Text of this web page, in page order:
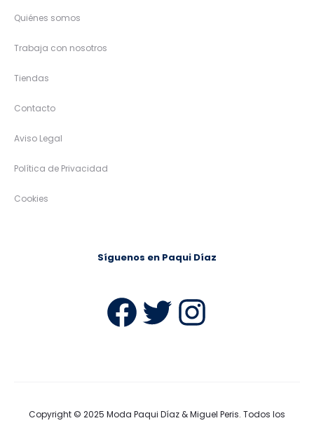
Quiénes somos
Trabaja con nosotros
Tiendas
Contacto
Aviso Legal
Política de Privacidad
Cookies
Síguenos en Paqui Díaz
Facebook
Twitter
Copyright © 2025 Moda Paqui Díaz & Miguel Peris. Todos los